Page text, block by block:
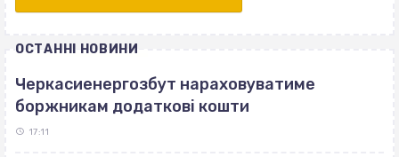
ОСТАННІ НОВИНИ
Черкасиенергозбут нараховуватиме
боржникам додаткові кошти
17:11